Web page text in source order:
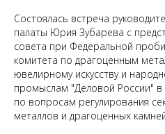
Состоялась встреча
палаты Юрия Зубарева с
совета при Федеральной
комитета по драгоценным
ювелирному искусству и
промыслам "Деловой России"
по вопросам регулирования
металлов и драгоценных